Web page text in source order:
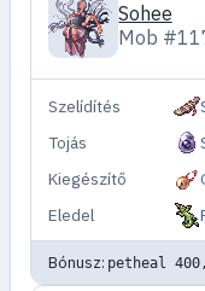
Sohee
Mob
Szelídítés
Tojás
Kiegészítő
Eledel
Bónusz: petheal